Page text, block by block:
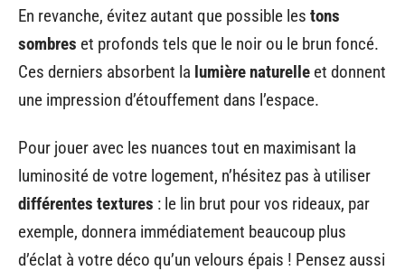
En revanche, évitez autant que possible les tons
sombres et profonds tels que le noir ou le brun foncé.
Ces derniers absorbent la lumière naturelle et donnent
une impression d’étouffement dans l’espace.
Pour jouer avec les nuances tout en maximisant la
luminosité de votre logement, n’hésitez pas à utiliser
différentes textures : le lin brut pour vos rideaux, par
exemple, donnera immédiatement beaucoup plus
d’éclat à votre déco qu’un velours épais ! Pensez aussi